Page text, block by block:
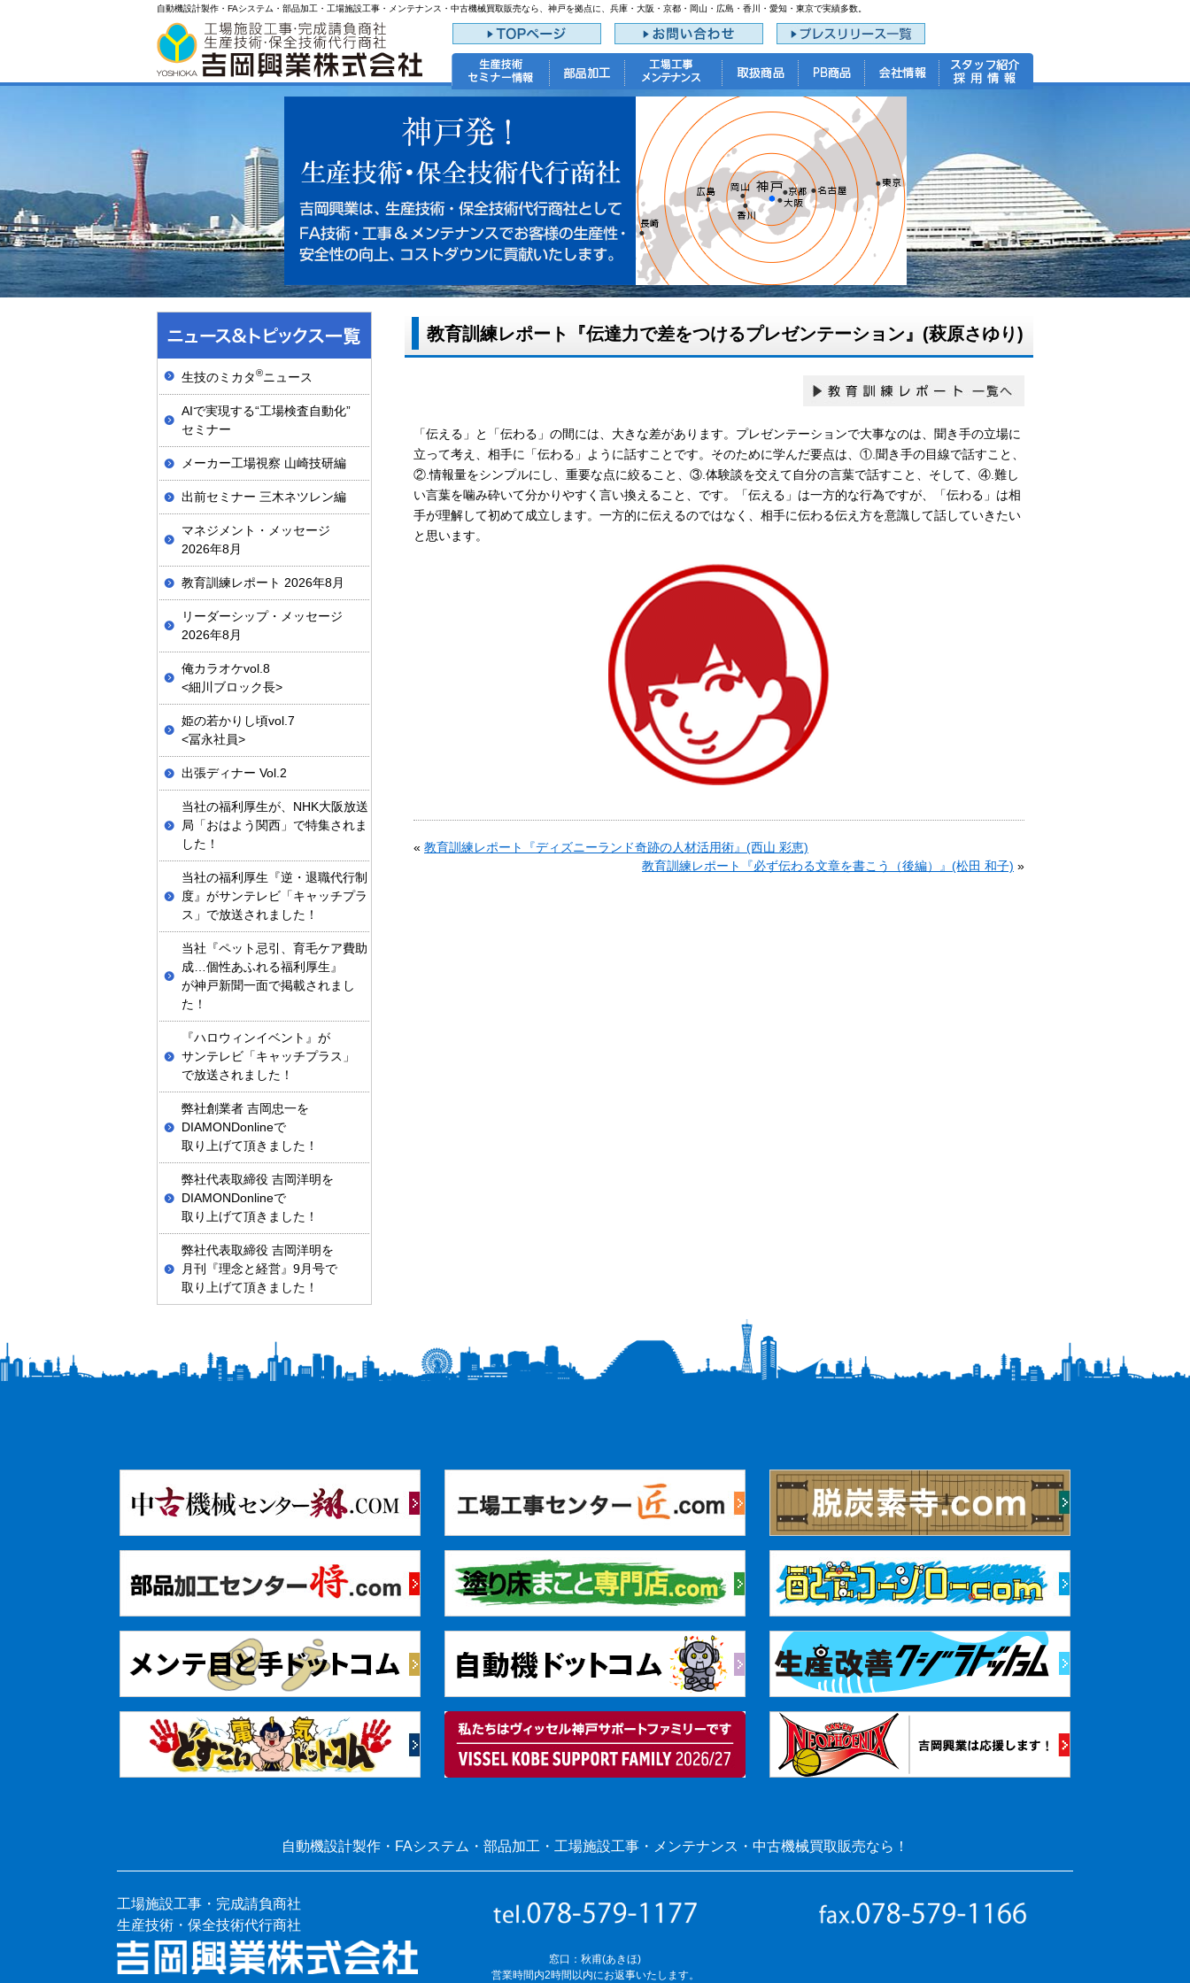
自動機設計製作・FAシステム・部品加工・工場施設工事・メンテナンス・中古機械買取販売なら、神戸を拠点に、兵庫・大阪・京都・岡山・広島・香川・愛知・東京で実績多数。
教育訓練レポート『伝達力で差をつけるプレゼンテーション』(萩原さゆり)
「伝える」と「伝わる」の間には、大きな差があります。プレゼンテーションで大事なのは、聞き手の立場に
立って考え、相手に「伝わる」ように話すことです。そのために学んだ要点は、①.聞き手の目線で話すこと、
②.情報量をシンプルにし、重要な点に絞ること、③.体験談を交えて自分の言葉で話すこと、そして、④.難し
い言葉を噛み砕いて分かりやすく言い換えること、です。「伝える」は一方的な行為ですが、「伝わる」は相
手が理解して初めて成立します。一方的に伝えるのではなく、相手に伝わる伝え方を意識して話していきたい
と思います。
« 教育訓練レポート『ディズニーランド奇跡の人材活用術』(西山 彩恵)
教育訓練レポート『必ず伝わる文章を書こう（後編）』(松田 和子) »
生技のミカタ®ニュース
AIで実現する“工場検査自動化”
セミナー
メーカー工場視察 山崎技研編
出前セミナー 三木ネツレン編
マネジメント・メッセージ
2026年8月
教育訓練レポート 2026年8月
リーダーシップ・メッセージ
2026年8月
俺カラオケvol.8
<細川ブロック長>
姫の若かりし頃vol.7
<冨永社員>
出張ディナー Vol.2
当社の福利厚生が、NHK大阪放送
局「おはよう関西」で特集されま
した！
当社の福利厚生『逆・退職代行制
度』がサンテレビ「キャッチプラ
ス」で放送されました！
当社『ペット忌引、育毛ケア費助
成…個性あふれる福利厚生』
が神戸新聞一面で掲載されまし
た！
『ハロウィンイベント』が
サンテレビ「キャッチプラス」
で放送されました！
弊社創業者 吉岡忠一を
DIAMONDonlineで
取り上げて頂きました！
弊社代表取締役 吉岡洋明を
DIAMONDonlineで
取り上げて頂きました！
弊社代表取締役 吉岡洋明を
月刊『理念と経営』9月号で
取り上げて頂きました！
自動機設計製作・FAシステム・部品加工・工場施設工事・メンテナンス・中古機械買取販売なら！
工場施設工事・完成請負商社
生産技術・保全技術代行商社
窓口：秋甫(あきほ)
営業時間内2時間以内にお返事いたします。